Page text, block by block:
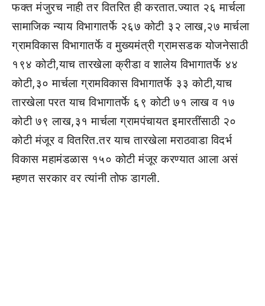
फक्त मंजुरच नाही तर वितरित ही करतात.ज्यात २६ मार्चला
सामाजिक न्याय विभागातर्फे २६७ कोटी ३२ लाख,२७ मार्चला
ग्रामविकास विभागातर्फे व मुख्यमंत्री ग्रामसडक योजनेसाठी
१९४ कोटी,याच तारखेला क्रीडा व शालेय विभागातर्फे ४४
कोटी,३० मार्चला ग्रामविकास विभागातर्फे ३३ कोटी,याच
तारखेला परत याच विभागातर्फे ६९ कोटी ७१ लाख व १७
कोटी ७९ लाख,३१ मार्चला ग्रामपंचायत इमारतींसाठी २०
कोटी मंजूर व वितरित.तर याच तारखेला मराठवाडा विदर्भ
विकास महामंडळास १५० कोटी मंजूर करण्यात आला असं
म्हणत सरकार वर त्यांनी तोफ डागली.